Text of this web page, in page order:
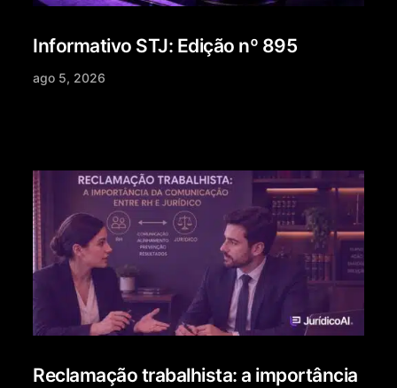
Informativo STJ: Edição nº 895
ago 5, 2026
Reclamação trabalhista: a importância